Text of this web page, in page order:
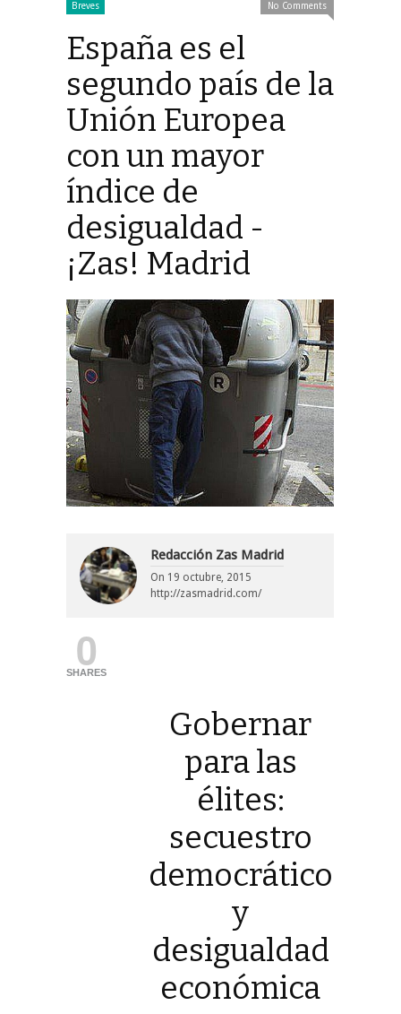
Breves No Comments
España es el
segundo país de la
Unión Europea
con un mayor
índice de
desigualdad -
¡Zas! Madrid
Redacción Zas Madrid
On 19 octubre, 2015
http://zasmadrid.com/
0
SHARES
Gobernar
para las
élites:
secuestro
democrático
y
desigualdad
económica